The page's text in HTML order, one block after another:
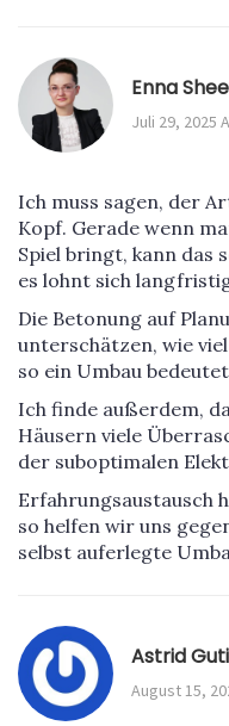
Enna
Juli 29, 2025
Ich muss sagen, der
Kopf. Gerade wenn
Spiel bringt, kann das
es lohnt sich
Die Betonung auf
unterschätzen, wie
so ein Umbau
Ich finde außerdem,
Häusern viele
der suboptimalen
Erfahrungsaustausch
so helfen wir uns
selbst auferlegte
Astrid
August 15,